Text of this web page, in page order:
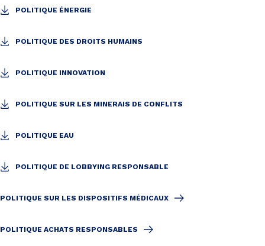
POLITIQUE ÉNERGIE
POLITIQUE DES DROITS HUMAINS
POLITIQUE INNOVATION
POLITIQUE SUR LES MINERAIS DE CONFLITS
POLITIQUE EAU
POLITIQUE DE LOBBYING RESPONSABLE
POLITIQUE SUR LES DISPOSITIFS MÉDICAUX
POLITIQUE ACHATS RESPONSABLES